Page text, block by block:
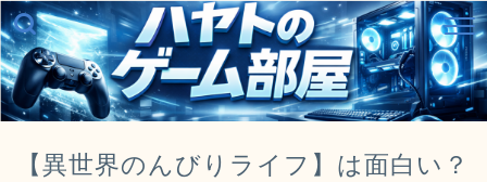
【異世界のんびりライフ】は面白い？